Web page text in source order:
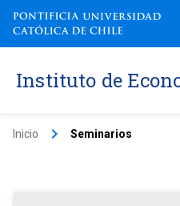
Instituto de
Inicio keyboard_arrow_right Seminarios